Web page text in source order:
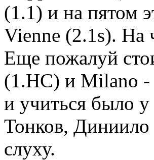
(1.1) и на пятом
Vienne (2.1s). На
Еще пожалуй
(1.НС) и Milano -
и учиться было
Тонков, Диниило
слуху.